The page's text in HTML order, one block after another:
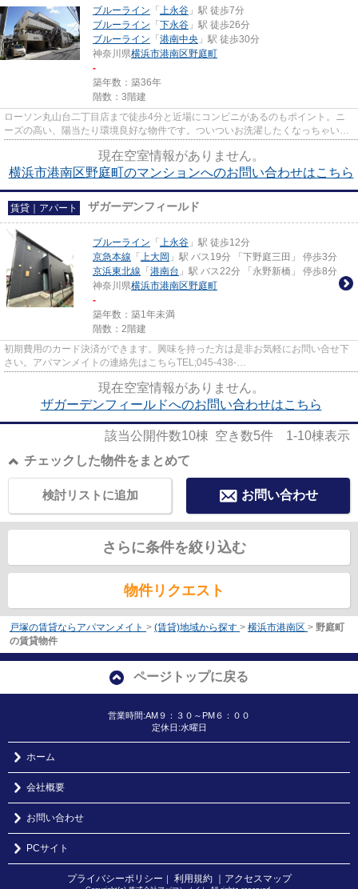
ブルーライン 「 上永谷 」駅 徒歩7分
ブルーライン 「 下永谷 」駅 徒歩26分
ブルーライン 「 港南中央 」駅 徒歩30分
神奈川県横浜市港南区野庭町
-
築年数：築36年
階数：3階建
ローソン丸山台二丁目店まで徒歩4分と近場にコンビニがあるのもポイント。ニ
ーズの高い、陽当たり環境良好な物件です。ついついお洗濯したくなっちゃいま
現在空室情報がありません。
横浜市港南区野庭町のマンションへのお問い合わせはこちら
賃貸｜アパート ザガーデンフィールド
ブルーライン 「 上永谷 」駅 徒歩12分
京急本線 「 上大岡 」駅 バス19分 「下野庭三田」 停歩3分
京浜東北線 「 港南台 」駅 バス22分 「永野新橋」 停歩8分
神奈川県横浜市港南区野庭町
-
築年数：築1年未満
階数：2階建
初期費用のカード決済ができます。興味を持った方は是非お気軽にお問い合せ下
さい。アパマンメイトの連絡先はこちらTEL;045-438-
現在空室情報がありません。
ザガーデンフィールドへのお問い合わせはこちら
該当公開件数10棟 空き数5件 1-10棟表示
チェックした物件をまとめて
お問い合わせ
検討リストに追加
さらに条件を絞り込む
物件リクエスト
戸塚の賃貸ならアパマンメイト > (賃貸)地域から探す > 横浜市港南区 > 野庭町
の賃貸物件
ページトップに戻る
営業時間:AM９：３０～PM６：００
定休日:水曜日
ホーム
会社概要
お問い合わせ
PCサイト
プライバシーポリシー ｜ 利用規約 ｜アクセスマップ